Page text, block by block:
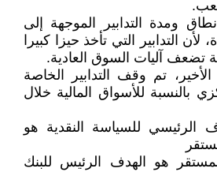
ومدة التدابير الموجهة إلى
لأن التدابير التي تأخذ حيزا كبيرا
تضعف آليات السوق العادية.
تم وقف التدابير الخاصة
بالنسبة للأسواق المالية خلال
الرئيسي للسياسة النقدية هو
هو الهدف الرئيس للبنك